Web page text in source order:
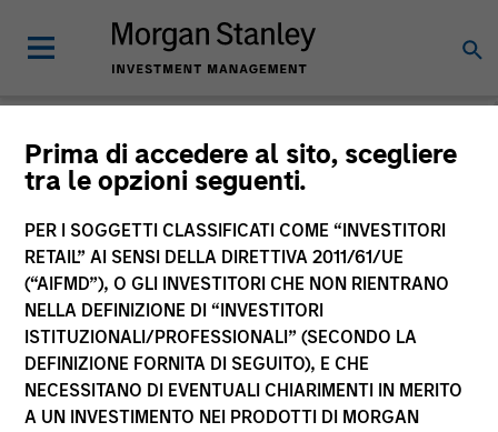
Prima di accedere al sito, scegliere
tra le opzioni seguenti.
PER I SOGGETTI CLASSIFICATI COME “INVESTITORI
RETAIL” AI SENSI DELLA DIRETTIVA 2011/61/UE
(“AIFMD”), O GLI INVESTITORI CHE NON RIENTRANO
NELLA DEFINIZIONE DI “INVESTITORI
ISTITUZIONALI/PROFESSIONALI” (SECONDO LA
DEFINIZIONE FORNITA DI SEGUITO), E CHE
NECESSITANO DI EVENTUALI CHIARIMENTI IN MERITO
A UN INVESTIMENTO NEI PRODOTTI DI MORGAN
Morgan Stanley
Investment Funds
La presente comunicazione ha carattere promozionale.